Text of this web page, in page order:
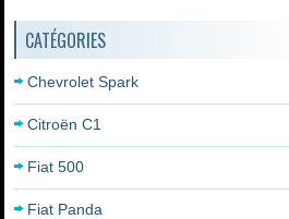
CATÉGORIES
Chevrolet Spark
Citroën C1
Fiat 500
Fiat Panda